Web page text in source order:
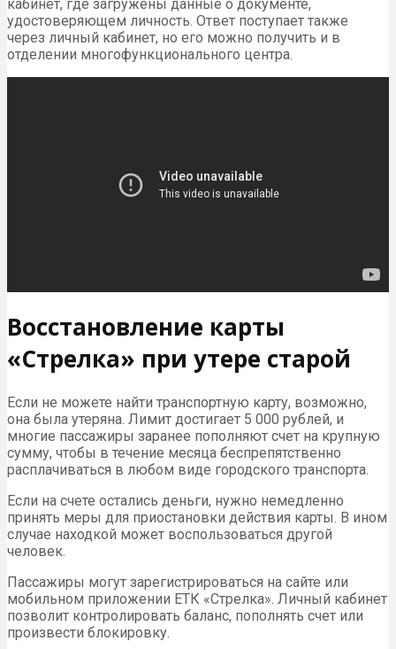
кабинет, где загружены данные о документе,
удостоверяющем личность. Ответ поступает также
через личный кабинет, но его можно получить и в
отделении многофункционального центра.
Восстановление карты
«Стрелка» при утере старой
Если не можете найти транспортную карту, возможно,
она была утеряна. Лимит достигает 5 000 рублей, и
многие пассажиры заранее пополняют счет на крупную
сумму, чтобы в течение месяца беспрепятственно
расплачиваться в любом виде городского транспорта.
Если на счете остались деньги, нужно немедленно
принять меры для приостановки действия карты. В ином
случае находкой может воспользоваться другой
человек.
Пассажиры могут зарегистрироваться на сайте или
мобильном приложении ЕТК «Стрелка». Личный кабинет
позволит контролировать баланс, пополнять счет или
произвести блокировку.